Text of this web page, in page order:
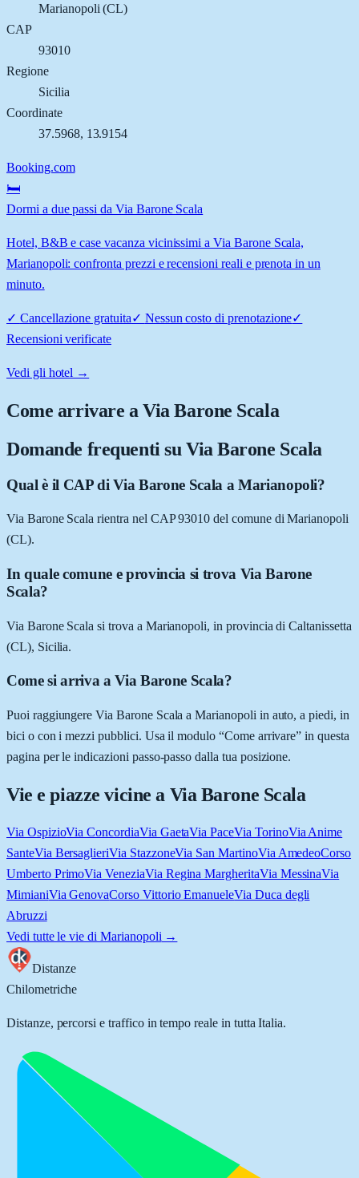
Marianopoli (CL)
CAP
93010
Regione
Sicilia
Coordinate
37.5968, 13.9154
Booking.com
🛏️
Dormi a due passi da Via Barone Scala
Hotel, B&B e case vacanza vicinissimi a Via Barone Scala,
Marianopoli: confronta prezzi e recensioni reali e prenota in un
minuto.
✓ Cancellazione gratuita✓ Nessun costo di prenotazione✓
Recensioni verificate
Vedi gli hotel →
Come arrivare aVia Barone Scala
Domande frequenti su Via Barone Scala
Qual è il CAP di Via Barone Scala a Marianopoli?
Via Barone Scala rientra nel CAP 93010 del comune di Marianopoli
(CL).
In quale comune e provincia si trova Via Barone
Scala?
Via Barone Scala si trova a Marianopoli, in provincia di Caltanissetta
(CL), Sicilia.
Come si arriva a Via Barone Scala?
Puoi raggiungere Via Barone Scala a Marianopoli in auto, a piedi, in
bici o con i mezzi pubblici. Usa il modulo “Come arrivare” in questa
pagina per le indicazioni passo-passo dalla tua posizione.
Vie e piazze vicine a Via Barone Scala
Via OspizioVia ConcordiaVia GaetaVia PaceVia TorinoVia Anime
SanteVia BersaglieriVia StazzoneVia San MartinoVia AmedeoCorso
Umberto PrimoVia VeneziaVia Regina MargheritaVia MessinaVia
MimianiVia GenovaCorso Vittorio EmanueleVia Duca degli
Abruzzi
Vedi tutte le vie di Marianopoli →
Distanze
Chilometriche
Distanze, percorsi e traffico in tempo reale in tutta Italia.